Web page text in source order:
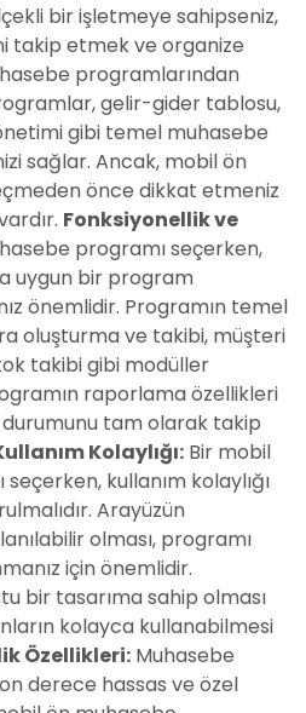
bir işletmeye sahipseniz,
takip etmek ve organize
programlarından
gelir-gider tablosu,
gibi temel muhasebe
sağlar. Ancak, mobil ön
önce dikkat etmeniz
Fonksiyonellik ve
programı seçerken,
uygun bir program
önemlidir. Programın temel
oluşturma ve takibi, müşteri
takibi gibi modüller
raporlama özellikleri
tam olarak takip
Kolaylığı: Bir mobil
kullanım kolaylığı
Arayüzün
olması, programı
için önemlidir.
bir tasarıma sahip olması
kolayca kullanabilmesi
Özellikleri: Muhasebe
derece hassas ve özel